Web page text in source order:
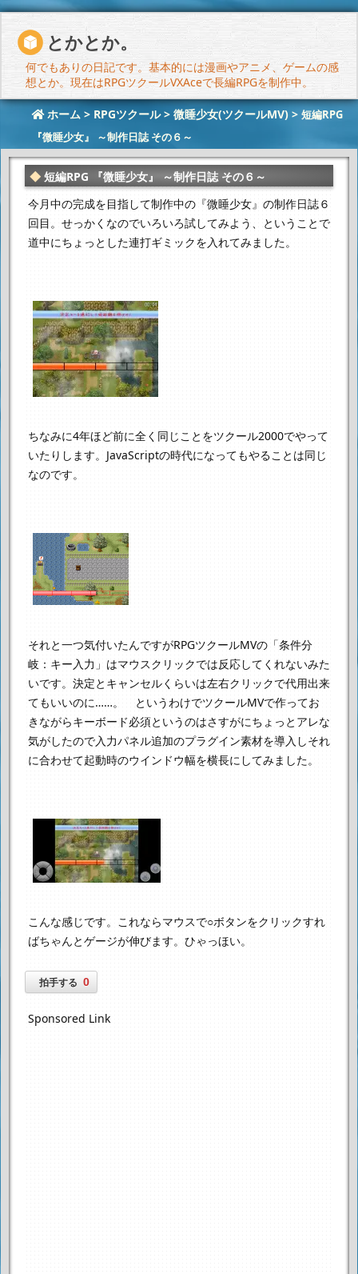
とかとか。
何でもありの日記です。基本的には漫画やアニメ、ゲームの感
想とか。現在はRPGツクールVXAceで長編RPGを制作中。
ホーム > RPGツクール> 微睡少女(ツクールMV) > 短編RPG
『微睡少女』 ～制作日誌 その６～
短編RPG 『微睡少女』 ～制作日誌 その６～
今月中の完成を目指して制作中の『微睡少女』の制作日誌６
回目。 せっかくなのでいろいろ試してみよう、ということで
道中にちょっとした連打ギミックを入れてみました。
ちなみに4年ほど前に全く同じことをツクール2000でやって
いたりします。 JavaScriptの時代になってもやることは同じ
なのです。
それと一つ気付いたんですがRPGツクールMVの「条件分
岐：キー入力」はマウスクリックでは反応してくれないみた
いです。 決定とキャンセルくらいは左右クリックで代用出来
てもいいのに……。
というわけでツクールMVで作ってお
きながらキーボード必須というのはさすがにちょっとアレな
気がしたので入力パネル追加のプラグイン素材を導入しそれ
に合わせて起動時のウインドウ幅を横長にしてみました。
こんな感じです。
これならマウスで○ボタンをクリックすれ
ばちゃんとゲージが伸びます。 ひゃっほい。
拍手する 0
Sponsored Link